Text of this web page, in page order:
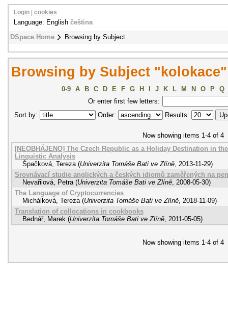
DSpace Home Browsing by Subject
Login cookies
Language: English čeština
Browsing by Subject "kolokace"
0-9 A B C D E F G H J K L M N O P
Q
Or enter first few letters:
Sort by:
Order: Results:
Now showing items 1-4 of 4
[NEOBHÁJENO] The Czech Republic as a Holiday Destination in
Linguistic Analysis
Špačková, Tereza (Univerzita Tomáše Bati ve Zlíně, 2013-11-29)
Srovnávací studie anglických a českých idiomů zaměřených na
Nevařilová, Petra (Univerzita Tomáše Bati ve Zlíně, 2008-05-30)
The Language of Cryptocurrencies
Michálková, Tereza (Univerzita Tomáše Bati ve Zlíně, 2018-11-09)
Translation of collocations in cookbooks
Bednář, Marek (Univerzita Tomáše Bati ve Zlíně, 2011-05-05)
Now showing items 1-4 of 4